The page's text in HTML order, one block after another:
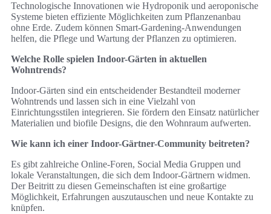
Technologische Innovationen wie Hydroponik und aeroponische
Systeme bieten effiziente Möglichkeiten zum Pflanzenanbau
ohne Erde. Zudem können Smart-Gardening-Anwendungen
helfen, die Pflege und Wartung der Pflanzen zu optimieren.
Welche Rolle spielen Indoor-Gärten in aktuellen
Wohntrends?
Indoor-Gärten sind ein entscheidender Bestandteil moderner
Wohntrends und lassen sich in eine Vielzahl von
Einrichtungsstilen integrieren. Sie fördern den Einsatz natürlicher
Materialien und biofile Designs, die den Wohnraum aufwerten.
Wie kann ich einer Indoor-Gärtner-Community beitreten?
Es gibt zahlreiche Online-Foren, Social Media Gruppen und
lokale Veranstaltungen, die sich dem Indoor-Gärtnern widmen.
Der Beitritt zu diesen Gemeinschaften ist eine großartige
Möglichkeit, Erfahrungen auszutauschen und neue Kontakte zu
knüpfen.